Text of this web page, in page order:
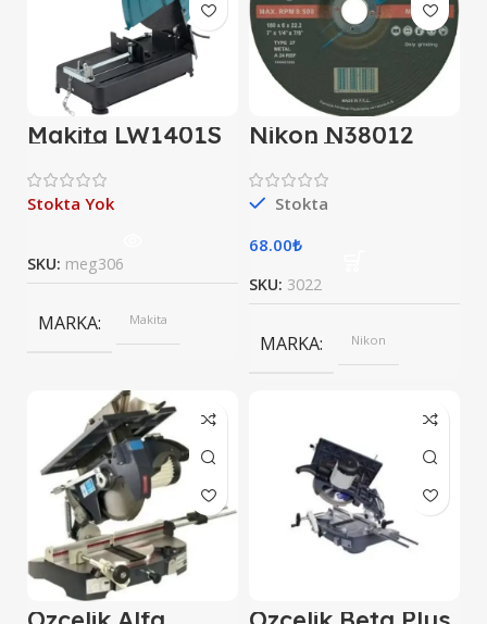
Makita LW1401S
Flex Taşlı Metal
Kesme Makinesi
Stokta Yok
SKU: meg306
MARKA Makita
Nikon N38012
Metal Flex Kesme
Taşı
Stokta
68.00₺
SKU: 3022
MARKA Nikon